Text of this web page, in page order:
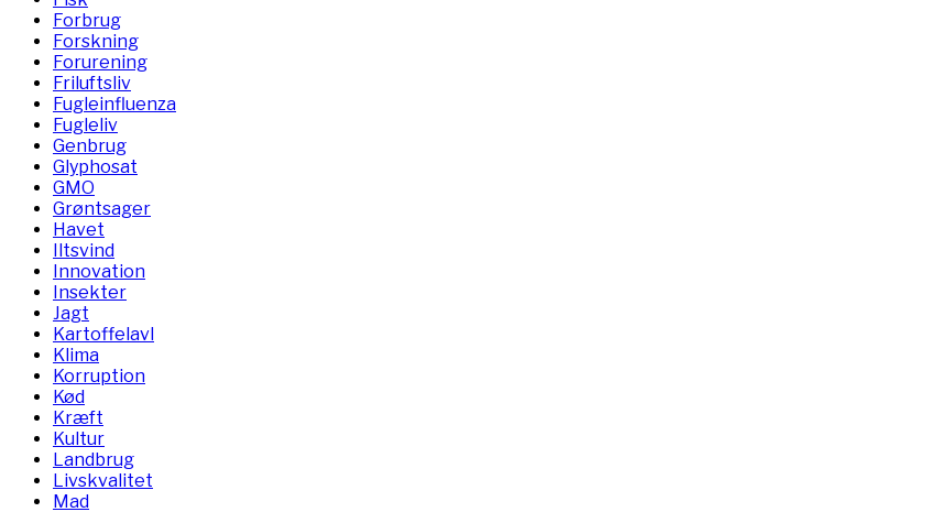
Forbrug
Forskning
Forurening
Friluftsliv
Fugleinfluenza
Fugleliv
Genbrug
Glyphosat
GMO
Grøntsager
Havet
Iltsvind
Innovation
Insekter
Jagt
Kartoffelavl
Klima
Korruption
Kød
Kræft
Kultur
Landbrug
Livskvalitet
Mad